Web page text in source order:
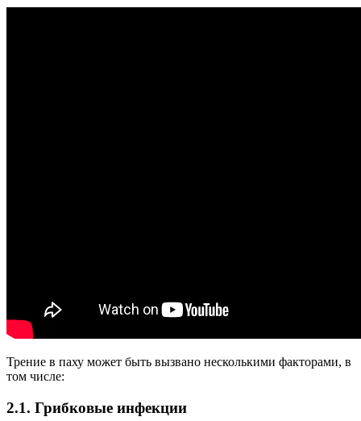
Трение в паху может быть вызвано несколькими факторами, в
том числе:
2.1. Грибковые инфекции